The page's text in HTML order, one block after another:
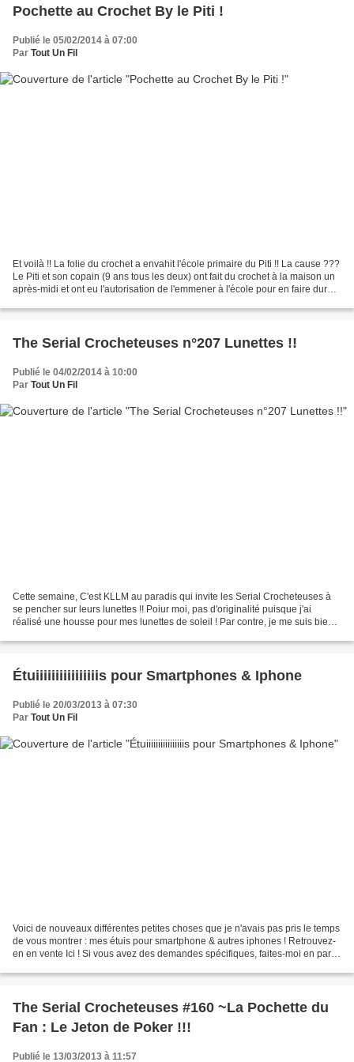
Pochette au Crochet By le Piti !
Publié le 05/02/2014 à 07:00
Par Tout Un Fil
Et voilà !! La folie du crochet a envahit l'école primaire du Piti !! La cause ???
Le Piti et son copain (9 ans tous les deux) ont fait du crochet à la maison un
après-midi et ont eu l'autorisation de l'emmener à l'école pour en faire durant
The Serial Crocheteuses n°207 Lunettes !!
Publié le 04/02/2014 à 10:00
Par Tout Un Fil
Cette semaine, C'est KLLM au paradis qui invite les Serial Crocheteuses à
se pencher sur leurs lunettes !! Poiur moi, pas d'originalité puisque j'ai
réalisé une housse pour mes lunettes de soleil ! Par contre, je me suis bien
Étuiiiiiiiiiiiiiiiis pour Smartphones & Iphone
Publié le 20/03/2013 à 07:30
Par Tout Un Fil
Voici de nouveaux différentes petites choses que je n'avais pas pris le temps
de vous montrer : mes étuis pour smartphone & autres iphones ! Retrouvez-
en en vente Ici ! Si vous avez des demandes spécifiques, faites-moi en part
The Serial Crocheteuses #160 ~La Pochette du
Fan : Le Jeton de Poker !!!
Publié le 13/03/2013 à 11:57